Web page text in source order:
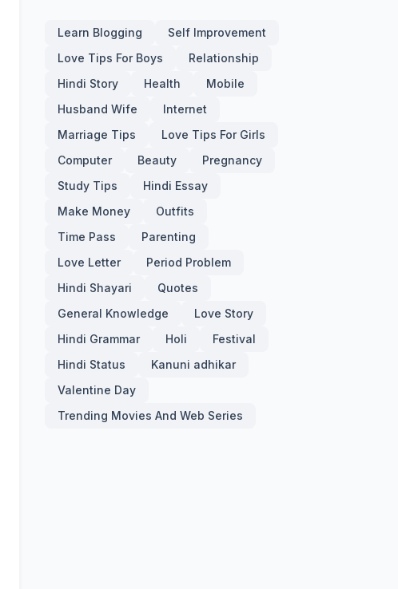
Learn Blogging
Self Improvement
Love Tips For Boys
Relationship
Hindi Story
Health
Mobile
Husband Wife
Internet
Marriage Tips
Love Tips For Girls
Computer
Beauty
Pregnancy
Study Tips
Hindi Essay
Make Money
Outfits
Time Pass
Parenting
Love Letter
Period Problem
Hindi Shayari
Quotes
General Knowledge
Love Story
Hindi Grammar
Holi
Festival
Hindi Status
Kanuni adhikar
Valentine Day
Trending Movies And Web Series